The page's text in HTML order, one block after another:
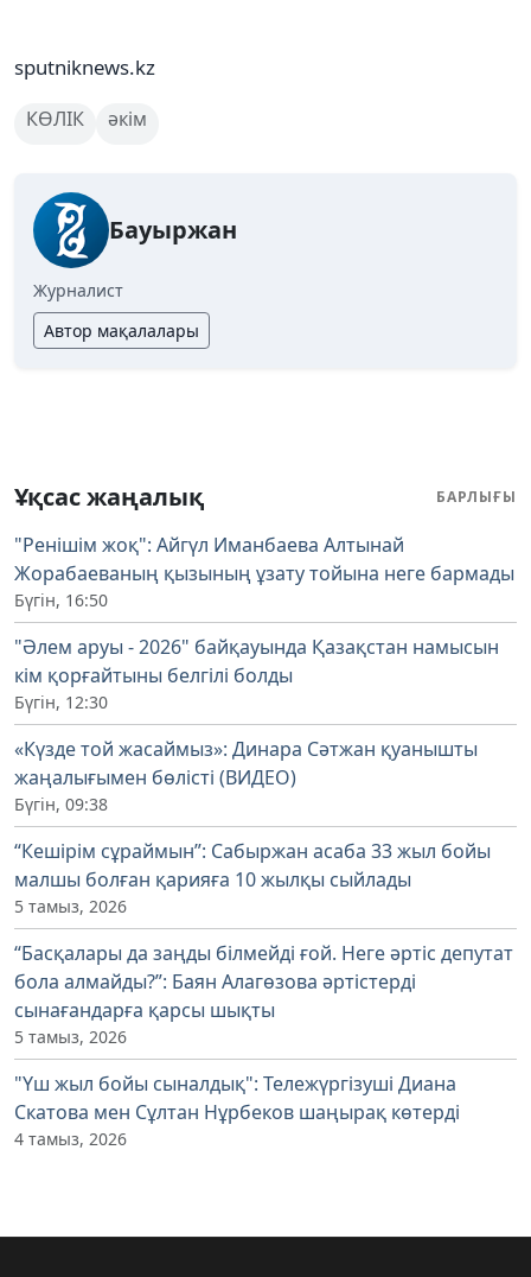
sputniknews.kz
КӨЛІК әкім
Бауыржан
Журналист
Автор мақалалары
Ұқсас жаңалық БАРЛЫҒЫ
"Ренішім жоқ": Айгүл Иманбаева Алтынай
Жорабаеваның қызының ұзату тойына неге бармады
Бүгін, 16:50
"Әлем аруы - 2026" байқауында Қазақстан намысын
кім қорғайтыны белгілі болды
Бүгін, 12:30
«Күзде той жасаймыз»: Динара Сәтжан қуанышты
жаңалығымен бөлісті (ВИДЕО)
Бүгін, 09:38
“Кешірім сұраймын”: Сабыржан асаба 33 жыл бойы
малшы болған қарияға 10 жылқы сыйлады
5 тамыз, 2026
“Басқалары да заңды білмейді ғой. Неге әртіс депутат
бола алмайды?”: Баян Алагөзова әртістерді
сынағандарға қарсы шықты
5 тамыз, 2026
"Үш жыл бойы сыналдық": Тележүргізуші Диана
Скатова мен Сұлтан Нұрбеков шаңырақ көтерді
4 тамыз, 2026